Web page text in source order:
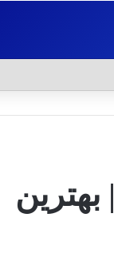
خرید ساعت مچی تلارو Tellaro | بهترین